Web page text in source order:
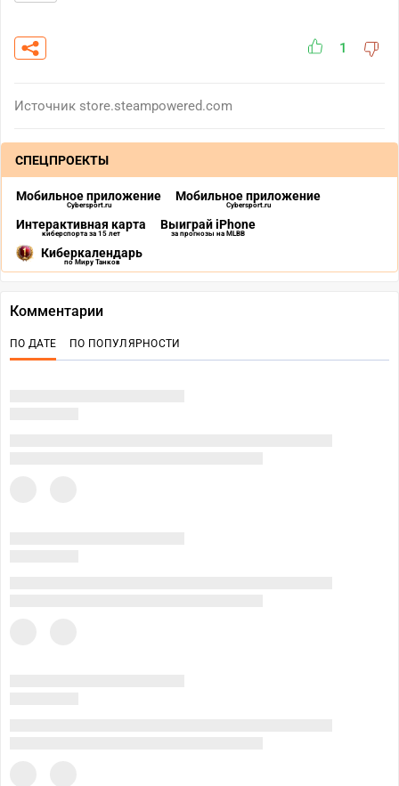
1
Источник store.steampowered.com
СПЕЦПРОЕКТЫ
Мобильное приложение
Cybersport.ru
Мобильное приложение
Cybersport.ru
Интерактивная карта
киберспорта за 15 лет
Выиграй iPhone
за прогнозы на MLBB
Киберкалендарь
по Миру Танков
Комментарии
ПО ДАТЕ ПО ПОПУЛЯРНОСТИ